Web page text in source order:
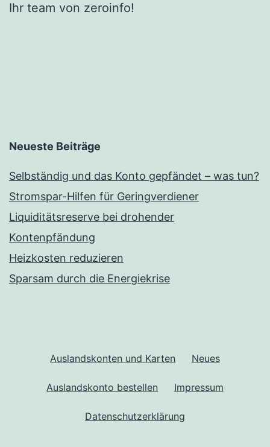
Ihr team von zeroinfo!
Neueste Beiträge
Selbständig und das Konto gepfändet – was tun?
Stromspar-Hilfen für Geringverdiener
Liquiditätsreserve bei drohender
Kontenpfändung
Heizkosten reduzieren
Sparsam durch die Energiekrise
Auslandskonten und Karten Neues
Auslandskonto bestellen Impressum
Datenschutzerklärung